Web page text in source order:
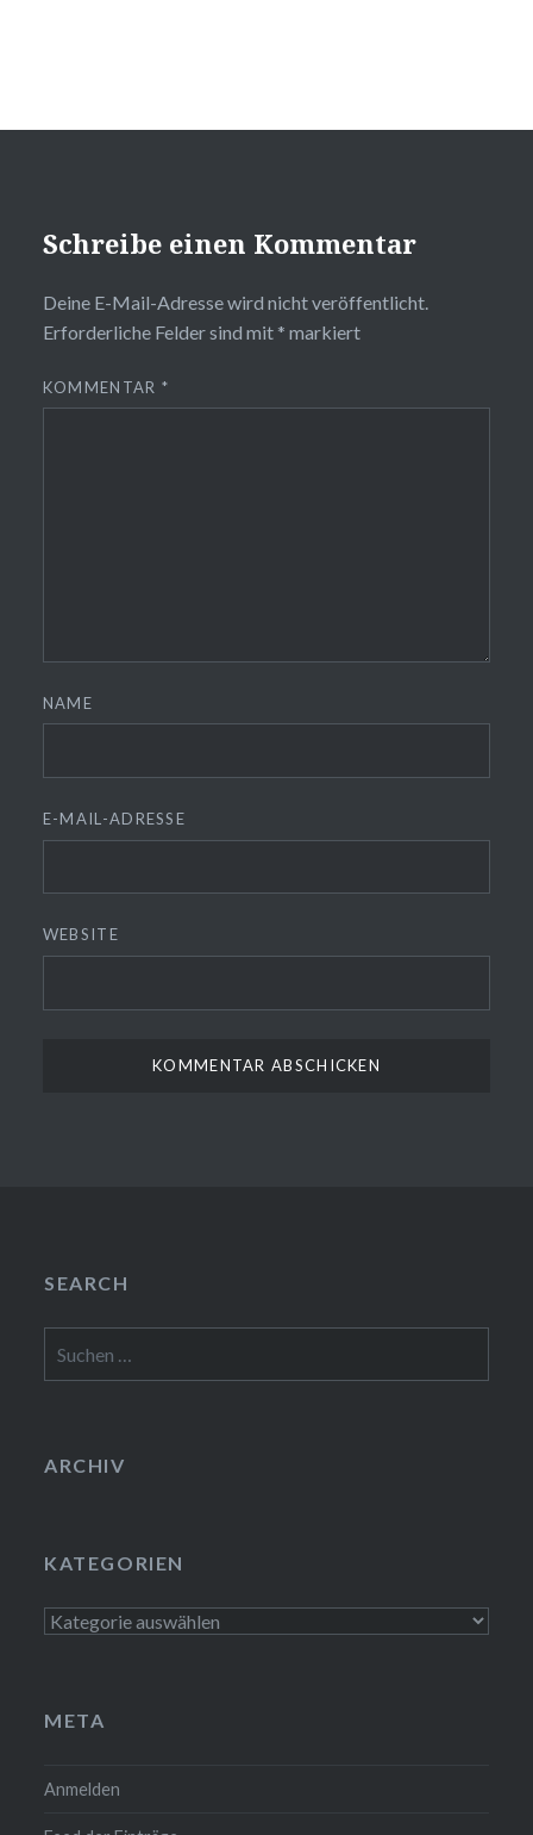
Schreibe einen Kommentar
Deine E-Mail-Adresse wird nicht veröffentlicht.
Erforderliche Felder sind mit * markiert
KOMMENTAR *
NAME
E-MAIL-ADRESSE
WEBSITE
SEARCH
nach:
ARCHIV
KATEGORIEN
Kategorien
META
Anmelden